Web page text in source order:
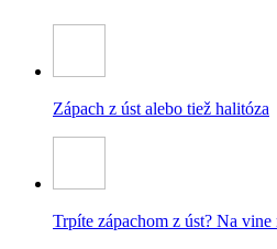
Zápach z úst alebo tiež halitóza
Trpíte zápachom z úst? Na